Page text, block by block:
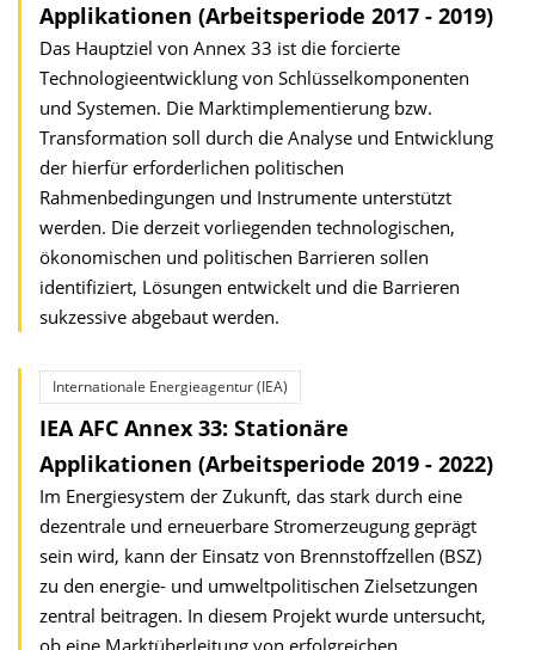
Applikationen (Arbeitsperiode 2017 - 2019)
Das Hauptziel von Annex 33 ist die forcierte
Technologieentwicklung von Schlüsselkomponenten
und Systemen. Die Marktimplementierung bzw.
Transformation soll durch die Analyse und Entwicklung
der hierfür erforderlichen politischen
Rahmenbedingungen und Instrumente unterstützt
werden. Die derzeit vorliegenden technologischen,
ökonomischen und politischen Barrieren sollen
identifiziert, Lösungen entwickelt und die Barrieren
sukzessive abgebaut werden.
Internationale Energieagentur (IEA)
IEA AFC Annex 33: Stationäre
Applikationen (Arbeitsperiode 2019 - 2022)
Im Energiesystem der Zukunft, das stark durch eine
dezentrale und erneuerbare Stromerzeugung geprägt
sein wird, kann der Einsatz von Brennstoffzellen (BSZ)
zu den energie- und umweltpolitischen Zielsetzungen
zentral beitragen. In diesem Projekt wurde untersucht,
ob eine Marktüberleitung von erfolgreichen